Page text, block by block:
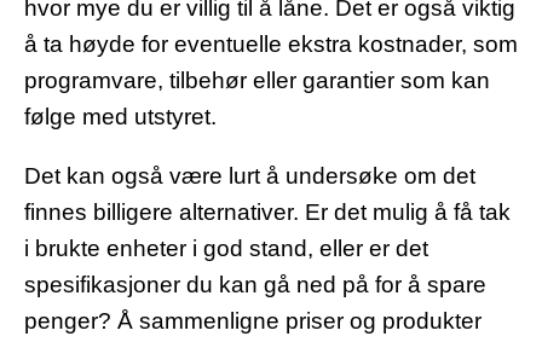
hvor mye du er villig til å låne. Det er også viktig
å ta høyde for eventuelle ekstra kostnader, som
programvare, tilbehør eller garantier som kan
følge med utstyret.
Det kan også være lurt å undersøke om det
finnes billigere alternativer. Er det mulig å få tak
i brukte enheter i god stand, eller er det
spesifikasjoner du kan gå ned på for å spare
penger? Å sammenligne priser og produkter